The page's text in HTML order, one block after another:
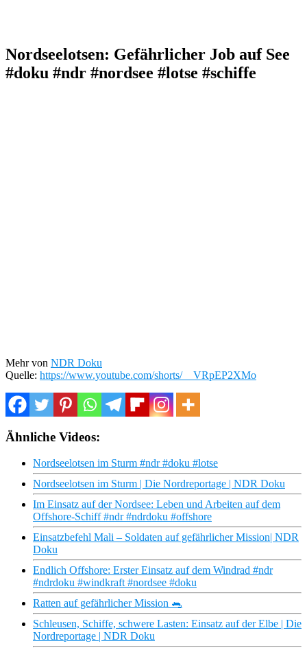
Nordseelotsen: Gefährlicher Job auf See
#doku #ndr #nordsee #lotse #schiffe
Mehr von NDR Doku
Quelle: https://www.youtube.com/shorts/__VRpEP2XMo
Ähnliche Videos:
Nordseelotsen im Sturm #ndr #doku #lotse
Nordseelotsen im Sturm | Die Nordreportage | NDR Doku
Im Einsatz auf der Nordsee: Leben und Arbeiten auf dem
Offshore-Schiff #ndr #ndrdoku #offshore
Einsatzbefehl Mali – Soldaten auf gefährlicher Mission| NDR
Doku
Endlich Offshore: Erster Einsatz auf dem Windrad #ndr
#ndrdoku #windkraft #nordsee #doku
Ratten auf gefährlicher Mission 🐀
Schleusen, Schiffe, schwere Lasten: Einsatz auf der Elbe | Die
Nordreportage | NDR Doku